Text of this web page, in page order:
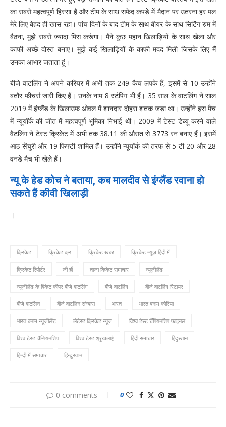
का सबसे महत्वपूर्ण हिस्सा है और टीम के साथ सफेद कपड़े में मैदान पर उतरना हर पल
मेरे लिए बेहद ही खास रहा। पांच दिनों के बाद टीम के साथ बीयर के साथ सिटिंग रुम में
बैठना, मुझे सबसे ज्यादा मिस करूंगा। मैंने कुछ महान खिलाड़ियों के साथ खेला और
काफी अच्छे दोस्त बनाए। मुझे कई खिलाड़ियों के काफी मदद मिली जिसके लिए मैं
उनका आभार जताता हूं।
बीजे वाटलिंग ने अपने करियर में अभी तक 249 कैच लपके हैं, इसमें से 10 उन्होंने
बतौर फीचर्स जारी किए हैं। उनके नाम 8 स्टंपिंग भी हैं। 35 साल के वाटलिंग ने साल
2019 में इंग्लैंड के खिलाउफ ओवल में शानदार दोहरा शतक जड़ा था। उन्होंने इस मैच
में न्यूयॉर्क की जीत में महत्वपूर्ण भूमिका निभाई थी। 2009 में टेस्ट डेब्यू करने वाले
वैटलिंग ने टेस्ट क्रिकेट में अभी तक 38.11 की औसत से 3773 रन बनाए हैं। इसमें
आठ सेंचुरी और 19 फिफ्टी शामिल हैं। उन्होंने न्यूयॉर्क की तरफ से 5 टी 20 और 28
वनडे मैच भी खेले हैं।
न्यू के हेड कोच ने बताया, कब मालदीव से इंग्लैंड रवाना हो
सकते हैं कीवी खिलाड़ी
।
क्रिकेट क्रिकेट क्र क्रिकेट खबर क्रिकेट न्यूज़ हिंदी में
क्रिकेट रिपोर्टर जी हाँ ताजा किकेट समाचार न्यूज़ीलैंड
न्यूजीलैंड के विकेट कीपर बीजे वाटलिंग बीजे वाटलिंग बीजे वाटलिंग रिटायर
बीजे वाटलिन बीजे वाटलिन संन्यास भारत भारत बनाम कोरिया
भारत बनाम न्यूजीलैंड लेटेस्ट क्रिकेट न्यूज विश्व टेस्ट चैंपियनशिप फाइनल
विश्व टेस्ट चैम्पियनशिप विश्व टेस्ट श्रृंखलाएं हिंदी समाचार हिंदुस्तान
हिन्दी में समाचार हिन्दुस्तान
0 comments 0